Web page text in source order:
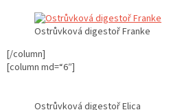
Ostrůvková digestoř Franke
[/column]
[column md=“6″]
Ostrůvková digestoř Elica